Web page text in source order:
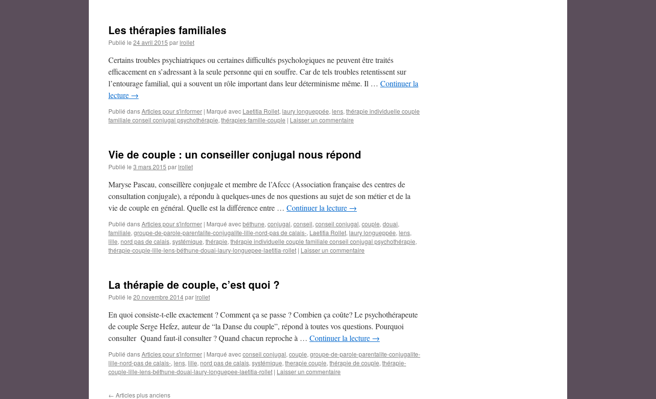
Les thérapies familiales
Publié le 24 avril 2015 parlrollet
Certains troubles psychiatriques ou certaines difficultés psychologiques ne peuvent être traités
efficacement en s’adressant à la seule personne qui en souffre. Car de tels troubles retentissent sur
l’entourage familial, qui a souvent un rôle important dans leur déterminisme même. Il … Continuer la
lecture →
Publié dansArticles pour s'informer | Marqué avec Laetitia Rollet, laury longueppée, lens, thérapie individuelle couple
familiale conseil conjugal psychothérapie, thérapies-famille-couple | Laisser un commentaire
Vie de couple : un conseiller conjugal nous répond
Publié le 3 mars 2015 parlrollet
Maryse Pascau, conseillère conjugale et membre de l’Afccc (Association française des centres de
consultation conjugale), a répondu à quelques-unes de nos questions au sujet de son métier et de la
vie de couple en général. Quelle est la différence entre … Continuer la lecture →
Publié dansArticles pour s'informer | Marqué avecbéthune, conjugal, conseil, conseil conjugal, couple, douai,
familiale, groupe-de-parole-parentalite-conjugalite-lille-nord-pas de calais-, Laetitia Rollet, laury longueppée, lens,
lille, nord pas de calais, systémique, thérapie, thérapie individuelle couple familiale conseil conjugal psychothérapie,
thérapie-couple-lille-lens-béthune-douai-laury-longuepee-laetitia-rollet | Laisser un commentaire
La thérapie de couple, c’est quoi ?
Publié le 20 novembre 2014parlrollet
En quoi consiste-t-elle exactement ? Comment ça se passe ? Combien ça coûte? Le psychothérapeute
de couple Serge Hefez, auteur de “la Danse du couple”, répond à toutes vos questions. Pourquoi
consulter Quand faut-il consulter ? Quand chacun reproche à … Continuer la lecture →
Publié dansArticles pour s'informer | Marqué avecconseil conjugal, couple, groupe-de-parole-parentalite-conjugalite-
lille-nord-pas de calais-, lens, lille, nord pas de calais, systémique, therapie couple, thérapie de couple, thérapie-
couple-lille-lens-béthune-douai-laury-longuepee-laetitia-rollet | Laisser un commentaire
← Articles plus anciens